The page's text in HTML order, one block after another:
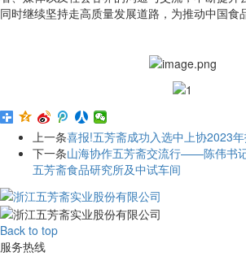
同时继续坚持走高质量发展道路，为推动中国食
上一条喜报!五芳斋成功入选中上协2023
下一条山海协作五芳斋交流行——陈伟书
五芳斋食品研究所及中试车间
Back to top
服务热线